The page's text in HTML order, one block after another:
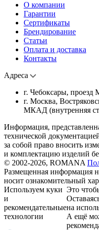
О компании
Гарантии
Сертификаты
Брендирование
Статьи
Оплата и доставка
Контакты
Адреса
г. Чебоксары,
г. Москва,
МКАД (внутренняя
Информация,
технической
за собой право вносить
и комплектацию изделий
© 2002-2026, ROMANA
Размещенная информация
носит ознакомительный
Используем куки
и
рекомендательные
технологии
Это
на
А ещё